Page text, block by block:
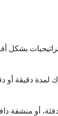
بشكل
الأشياء التي يمكنك